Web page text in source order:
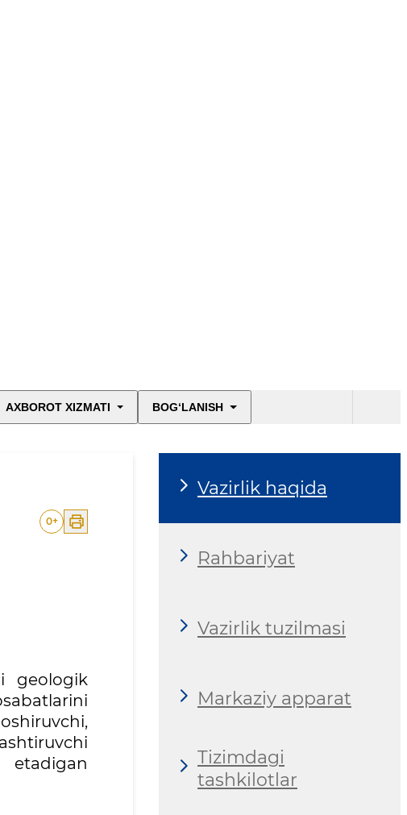
AXBOROT XIZMATI BOG‘LANISH
0+
geologik
etadigan
Vazirlik haqida
Rahbariyat
Vazirlik tuzilmasi
Markaziy apparat
Tizimdagi
tashkilotlar